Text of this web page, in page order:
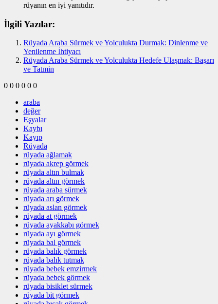
rüyanın en iyi yanıtıdır.
İlgili Yazılar:
Rüyada Araba Sürmek ve Yolculukta Durmak: Dinlenme ve
Yenilenme İhtiyacı
Rüyada Araba Sürmek ve Yolculukta Hedefe Ulaşmak: Başarı
ve Tatmin
0 0 0 0 0 0
araba
değer
Eşyalar
Kaybı
Kayıp
Rüyada
rüyada ağlamak
rüyada akrep görmek
rüyada altın bulmak
rüyada altın görmek
rüyada araba sürmek
rüyada arı görmek
rüyada aslan görmek
rüyada at görmek
rüyada ayakkabı görmek
rüyada ayı görmek
rüyada bal görmek
rüyada balık görmek
rüyada balık tutmak
rüyada bebek emzirmek
rüyada bebek görmek
rüyada bisiklet sürmek
rüyada bit görmek